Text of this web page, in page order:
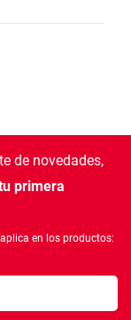
de novedades,
primera
en los productos: